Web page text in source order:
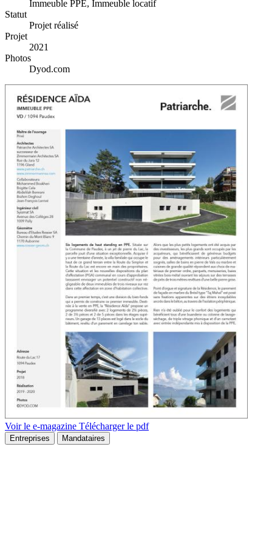
Immeuble PPE, Immeuble locatif
Statut
Projet réalisé
Projet
2021
Photos
Dyod.com
Voir le e-magazine Télécharger le pdf
Entreprises Mandataires